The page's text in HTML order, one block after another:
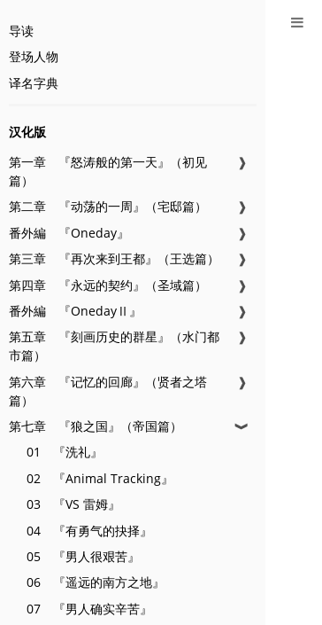
导读
登场人物
译名字典
汉化版
第一章 『怒涛般的第一天』（初见
篇）
❱
第二章 『动荡的一周』（宅邸篇）
❱
番外編 『Oneday』
❱
第三章 『再次来到王都』（王选篇）
❱
第四章 『永远的契约』（圣域篇）
❱
番外編 『OnedayⅡ』
❱
第五章 『刻画历史的群星』（水门都
市篇）
❱
第六章 『记忆的回廊』（贤者之塔
篇）
❱
第七章 『狼之国』（帝国篇） ❱
01 『洗礼』
02 『Animal Tracking』
03 『VS 雷姆』
04 『有勇气的抉择』
05 『男人很艰苦』
06 『遥远的南方之地』
07 『男人确实辛苦』